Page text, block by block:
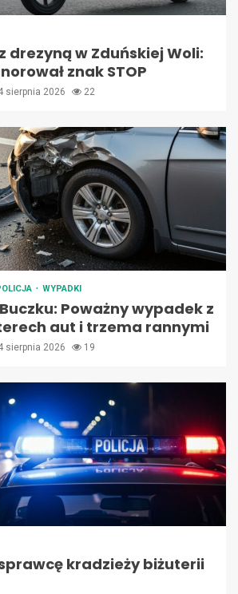
drezyną w Zduńskiej Woli:
znak STOP
sierpnia 2026 22
WYPADKI
Poważny wypadek z
aut i trzema rannymi
sierpnia 2026 19
kradzieży biżuterii